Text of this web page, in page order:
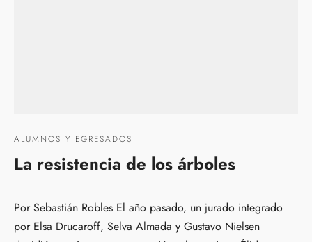
ALUMNOS Y EGRESADOS
La resistencia de los árboles
Por Sebastián Robles El año pasado, un jurado integrado
por Elsa Drucaroff, Selva Almada y Gustavo Nielsen